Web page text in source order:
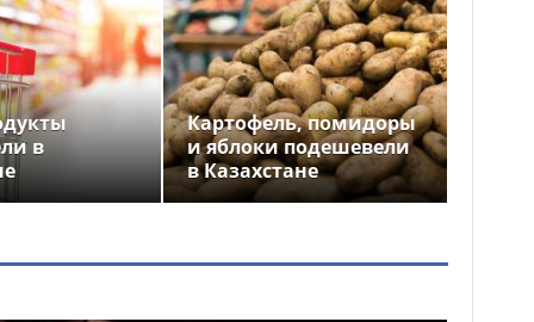
в
Картофель, помидоры
и яблоки подешевели
в Казахстане